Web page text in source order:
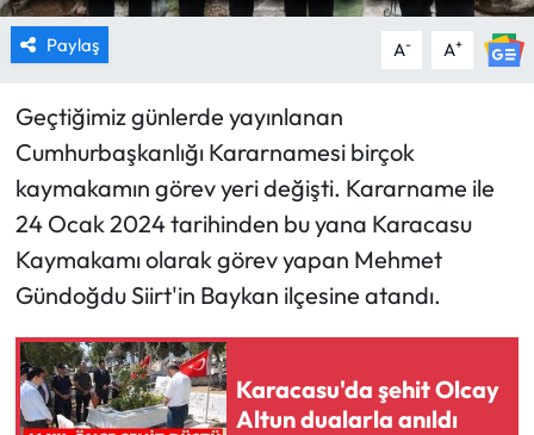
Paylaş A- A+
Geçtiğimiz günlerde yayınlanan
Cumhurbaşkanlığı Kararnamesi birçok
kaymakamın görev yeri değişti. Kararname ile
24 Ocak 2024 tarihinden bu yana Karacasu
Kaymakamı olarak görev yapan Mehmet
Gündoğdu Siirt'in Baykan ilçesine atandı.
Karacasu'da şehit Olcay
Altun dualarla anıldı
YAŞAM
HABER İLAN